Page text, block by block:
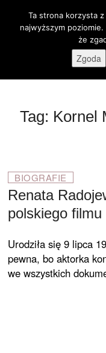
Otwórz
stare-
ZAPRASZAMY
Tag: Kornel
BIOGRAFIE
Renata
polskiego filmu
Urodziła się 9 lipca
pewna, bo aktorka
we wszystkich
Ta strona korzysta
najwyższym
że
Zgoda